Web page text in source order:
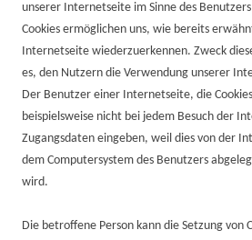
unserer Internetseite im Sinne des
Cookies ermöglichen uns, wie bereits
Internetseite wiederzuerkennen. Zweck
es, den Nutzern die Verwendung unserer
Der Benutzer einer Internetseite, die
beispielsweise nicht bei jedem Besuch der
Zugangsdaten eingeben, weil dies von der
dem Computersystem des Benutzers
wird.
Die betroffene Person kann die Setzung von